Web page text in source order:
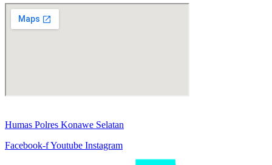
Humas Polres Konawe Selatan
Facebook-fYoutube Instagram